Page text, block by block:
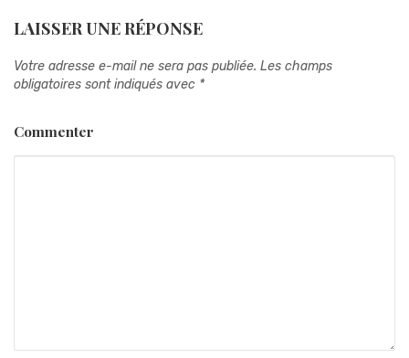
LAISSER UNE RÉPONSE
Votre adresse e-mail ne sera pas publiée. Les champs
obligatoires sont indiqués avec *
Commenter